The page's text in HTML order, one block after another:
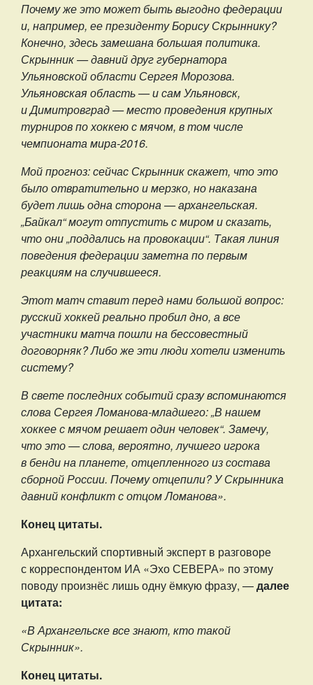
Почему же это может быть выгодно федерации
и, например, ее президенту Борису Скрыннику?
Конечно, здесь замешана большая политика.
Скрынник — давний друг губернатора
Ульяновской области Сергея Морозова.
Ульяновская область — и сам Ульяновск,
и Димитровград — место проведения крупных
турниров по хоккею с мячом, в том числе
чемпионата мира-2016.
Мой прогноз: сейчас Скрынник скажет, что это
было отвратительно и мерзко, но наказана
будет лишь одна сторона — архангельская.
„Байкал“ могут отпустить с миром и сказать,
что они „поддались на провокации“. Такая линия
поведения федерации заметна по первым
реакциям на случившееся.
Этот матч ставит перед нами большой вопрос:
русский хоккей реально пробил дно, а все
участники матча пошли на бессовестный
договорняк? Либо же эти люди хотели изменить
систему?
В свете последних событий сразу вспоминаются
слова Сергея Ломанова-младшего: „В нашем
хоккее с мячом решает один человек“. Замечу,
что это — слова, вероятно, лучшего игрока
в бенди на планете, отцепленного из состава
сборной России. Почему отцепили? У Скрынника
давний конфликт с отцом Ломанова».
Конец цитаты.
Архангельский спортивный эксперт в разговоре
с корреспондентом ИА «Эхо СЕВЕРА» по этому
поводу произнёс лишь одну ёмкую фразу, —далее
цитата:
«В Архангельске все знают, кто такой
Скрынник».
Конец цитаты.